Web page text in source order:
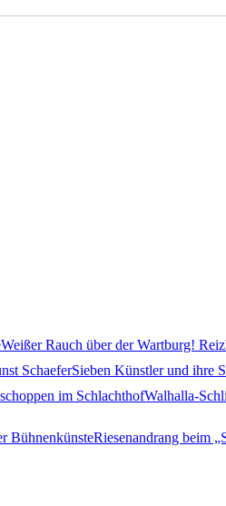
Weißer Rauch über der Wartburg!
Sieben Künstler und ihre
Walhalla-
Riesenandrang beim